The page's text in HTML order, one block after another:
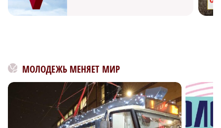
МОЛОДЕЖЬ МЕНЯЕТ МИР